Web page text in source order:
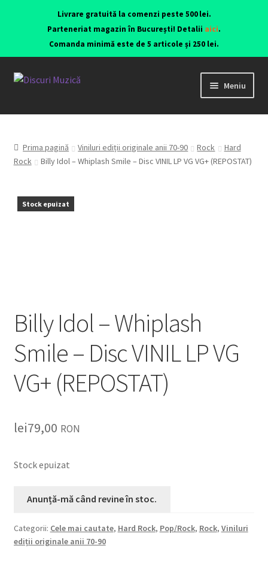
Livrare gratuită la comenzi peste 500 lei.
Parteneriat magazin în București! Detalii aici.
Comanda minimă este de 5 articole și 250 lei.
Meniu
Viniluri ediții originale anii 70-90
CD-uri originale
Contul meu
Blog
Prima pagină Viniluri ediții originale anii 70-90 Rock
Hard
Rock
Billy Idol – Whiplash Smile – Disc VINIL LP VG VG+ (REPOSTAT)
Stock epuizat
Billy Idol – Whiplash
Smile – Disc VINIL LP VG
VG+ (REPOSTAT)
lei79,00 RON
Stock epuizat
Categorii: Cele mai cautate, Hard Rock, Pop/Rock, Rock, Viniluri
ediții originale anii 70-90